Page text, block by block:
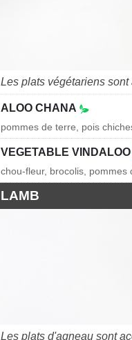
Les plats végétariens
ALOO CHANA
pommes de terre, pois
VEGETABLE VINDALOO
chou-fleur, brocolis,
LAMB
Les plats d'agneau sont